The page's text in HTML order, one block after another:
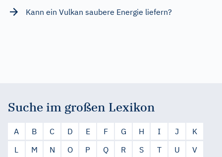
Kann ein Vulkan saubere Energie liefern?
Suche im großen Lexikon
A B C D E F G H I J
K
L
M N O P Q R S T U
V